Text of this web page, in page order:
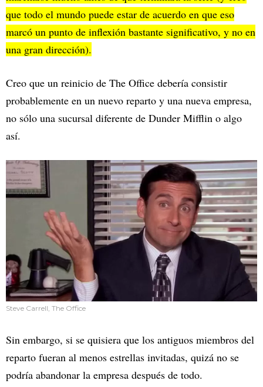
que todo el mundo puede estar de acuerdo en que eso
marcó un punto de inflexión bastante significativo, y no en
una gran dirección).
Creo que un reinicio de The Office debería consistir
probablemente en un nuevo reparto y una nueva empresa,
no sólo una sucursal diferente de Dunder Mifflin o algo
así.
Steve Carrell, The Office
Sin embargo, si se quisiera que los antiguos miembros del
reparto fueran al menos estrellas invitadas, quizá no se
podría abandonar la empresa después de todo.